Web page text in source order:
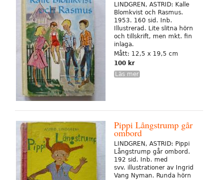
LINDGREN, ASTRID: Kalle
Blomkvist och Rasmus.
1953. 160 sid. Inb.
Illustrerad. Lite slitna hörn
och tillskrift, men mkt. fin
inlaga.
Mått: 12,5 x 19,5 cm
100 kr
Läs mer
Pippi Långstrump går
ombord
LINDGREN, ASTRID: Pippi
Långstrump går ombord.
192 sid. Inb. med
svv. illustrationer av Ingrid
Vang Nyman. Runda hörn